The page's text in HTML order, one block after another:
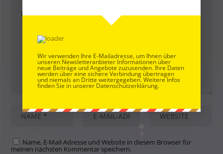
Name, E-Mail-Adresse und Website in diesem Browser für
meinen nächsten Kommentar speichern.
Wir verwenden Ihre E-Mailadresse, um Ihnen über
unseren Newsletteranbieter Informationen über
neue Beiträge und Angebote zuzusenden. Ihre Daten
werden über eine sichere Verbindung übertragen
und niemals an Dritte weitergegeben. Weitere Infos
finden Sie in unserer Datenschutzerklärung.